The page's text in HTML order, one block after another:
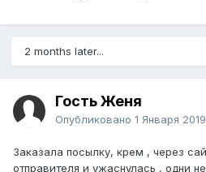
2 months later...
Гость Женя
Опубликовано 1 Января 2019
Заказала посылку, крем , через
отправителя и ужаснулась , одни